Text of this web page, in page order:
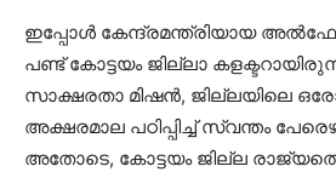
ഇപ്പോള്‍ കേന്ദ്രമന്ത്രിയായ
പണ്ട് കോട്ടയം ജില്ലാ
സാക്ഷരതാ മിഷന്‍, ജില്ലയിലെ
അക്ഷരമാല പഠിപ്പിച്ച് സ്വന്തം
അതോടെ, കോട്ടയം ജില്ല